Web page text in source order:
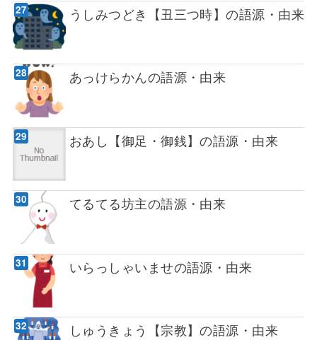
うしみつどき【丑三つ時】の語源・由来
あっけらかんの語源・由来
おあし【御足・御銭】の語源・由来
てるてる坊主の語源・由来
いらっしゃいませの語源・由来
しゅうきょう【宗教】の語源・由来